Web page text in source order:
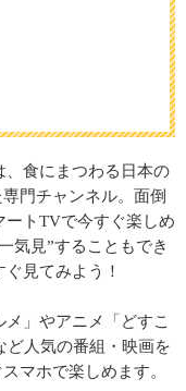
、食にまつわる日本の
門チャンネル。面倒
ートTVで今すぐ楽しめ
気見”することもでき
見てみよう！
」やアニメ「どすこ
ど人気の番組・映画を
マホで楽しめます。